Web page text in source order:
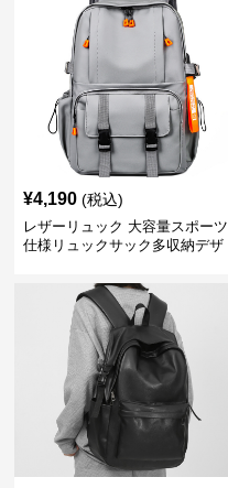
¥4,190 (税込)
レザーリュック 大容量スポーツ
仕様リュックサック多収納デザ